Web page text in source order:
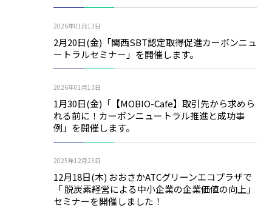
2026年01月13日
2月20日(金)「関西SBT認定取得促進カーボンニュ
ートラルセミナー」を開催します。
2026年01月13日
1月30日(金)「【MOBIO-Cafe】取引先から求めら
れる前に！カーボンニュートラル推進と成功事
例」を開催します。
2025年12月23日
12月18日(木) おおさかATCグリーンエコプラザで
「 脱炭素経営による中小企業の企業価値の向上」
セミナーを開催しました！